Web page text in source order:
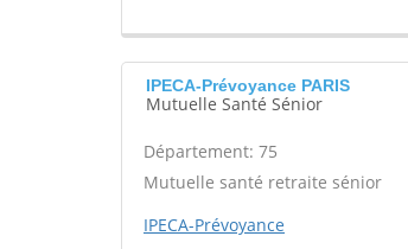
IPECA-Prévoyance PARIS
Mutuelle Santé Sénior
Département: 75
Mutuelle santé retraite sénior
IPECA-Prévoyance